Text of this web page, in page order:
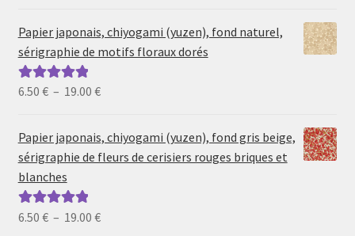
prix :
6.50 €
19.00 €
Papier japonais, chiyogami (yuzen), fond naturel,
sérigraphie de motifs floraux dorés
Note5.00sur
6.50 € – 19.00 €Plage
prix :
6.50 €
Papier japonais, chiyogami (yuzen), fond gris beige,
sérigraphie de fleurs de cerisiers rouges briques et
blanches
Note5.00sur
6.50 € – 19.00 €Plage